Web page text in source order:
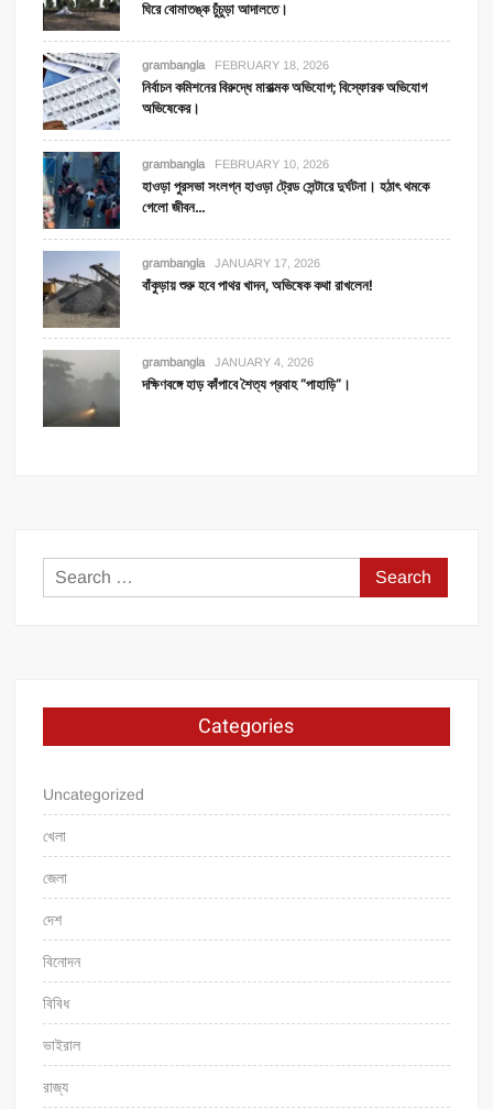
ঘিরে বোমাতঙ্ক চুঁচুড়া আদালতে।
grambangla FEBRUARY 18, 2026
নির্বাচন কমিশনের বিরুদ্ধে মারাত্মক অভিযোগ; বিস্ফোরক অভিযোগ
অভিষেকের।
grambangla FEBRUARY 10, 2026
হাওড়া পুরসভা সংলগ্ন হাওড়া ট্রেড সেন্টারে দুর্ঘটনা। হঠাৎ থমকে
গেলো জীবন…
grambangla JANUARY 17, 2026
বাঁকুড়ায় শুরু হবে পাথর খাদন, অভিষেক কথা রাখলেন!
grambangla JANUARY 4, 2026
দক্ষিণবঙ্গে হাড় কাঁপাবে শৈত্য প্রবাহ “পাহাড়ি”।
Search
for:
Categories
Uncategorized
খেলা
জেলা
দেশ
বিনোদন
বিবিধ
ভাইরাল
রাজ্য